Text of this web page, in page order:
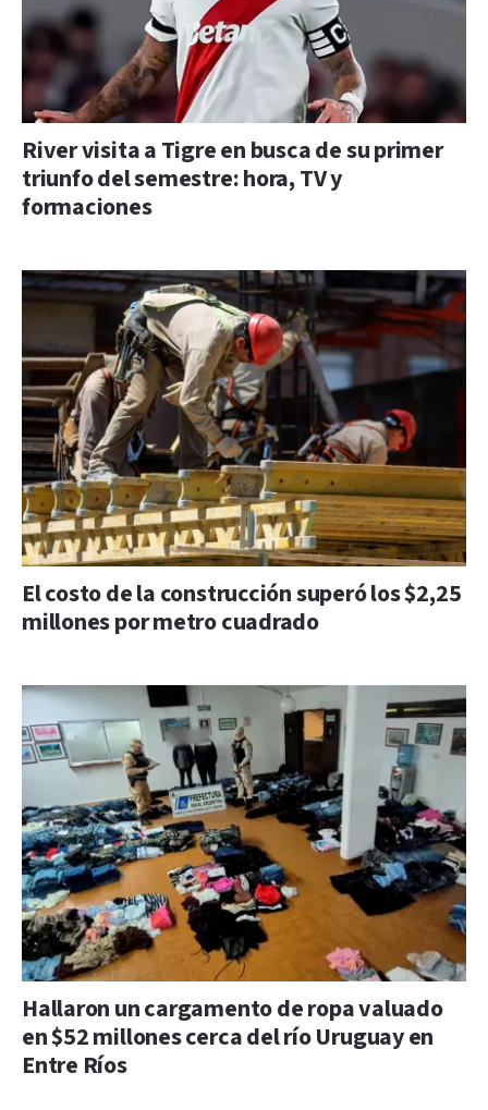
River visita a Tigre en busca de su primer
triunfo del semestre: hora, TV y
formaciones
El costo de la construcción superó los $2,25
millones por metro cuadrado
Hallaron un cargamento de ropa valuado
en $52 millones cerca del río Uruguay en
Entre Ríos